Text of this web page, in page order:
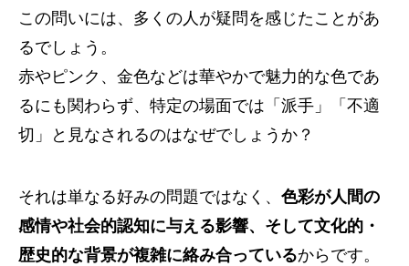
この問いには、多くの人が疑問を感じたことがあ
るでしょう。
赤やピンク、金色などは華やかで魅力的な色であ
るにも関わらず、特定の場面では「派手」「不適
切」と見なされるのはなぜでしょうか？
それは単なる好みの問題ではなく、 色彩が人間の
感情や社会的認知に与える影響、そして文化的・
歴史的な背景が複雑に絡み合っているからです。